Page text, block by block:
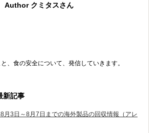
Author クミタスさん
、食の安全について、発信していきます。
新記事
月3日～8月7日までの海外製品の回収情報（アレ